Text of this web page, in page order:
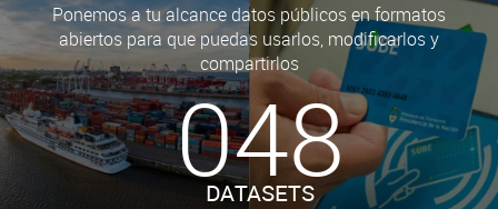
Ponemos a tu alcance datos públicos en formatos
abiertos para que puedas usarlos, modificarlos y
compartirlos
048
DATASETS